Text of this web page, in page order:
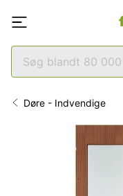
Døre - Indvendige